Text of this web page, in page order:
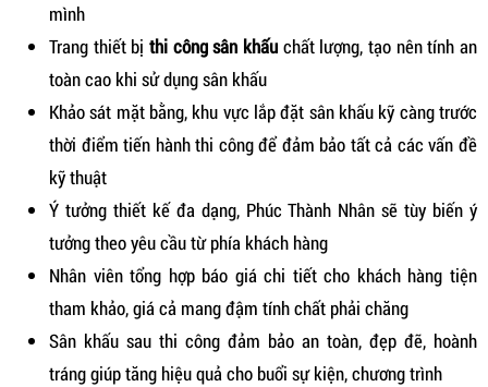
mình
Trang thiết bị thi công sân khấu chất lượng, tạo nên tính an
toàn cao khi sử dụng sân khấu
Khảo sát mặt bằng, khu vực lắp đặt sân khấu kỹ càng trước
thời điểm tiến hành thi công để đảm bảo tất cả các vấn đề
kỹ thuật
Ý tưởng thiết kế đa dạng, Phúc Thành Nhân sẽ tùy biến ý
tưởng theo yêu cầu từ phía khách hàng
Nhân viên tổng hợp báo giá chi tiết cho khách hàng tiện
tham khảo, giá cả mang đậm tính chất phải chăng
Sân khấu sau thi công đảm bảo an toàn, đẹp đẽ, hoành
tráng giúp tăng hiệu quả cho buổi sự kiện, chương trình